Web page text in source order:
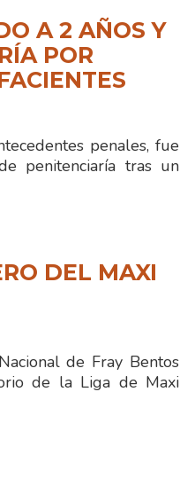
A 2 AÑOS Y
POR
penales, fue
penitenciaría tras un
DEL MAXI
de Fray Bentos
de la Liga de Maxi